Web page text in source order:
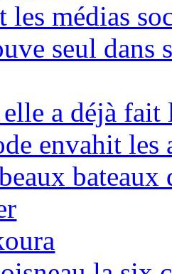
les médias
seul dans
a déjà
envahit les
bateaux